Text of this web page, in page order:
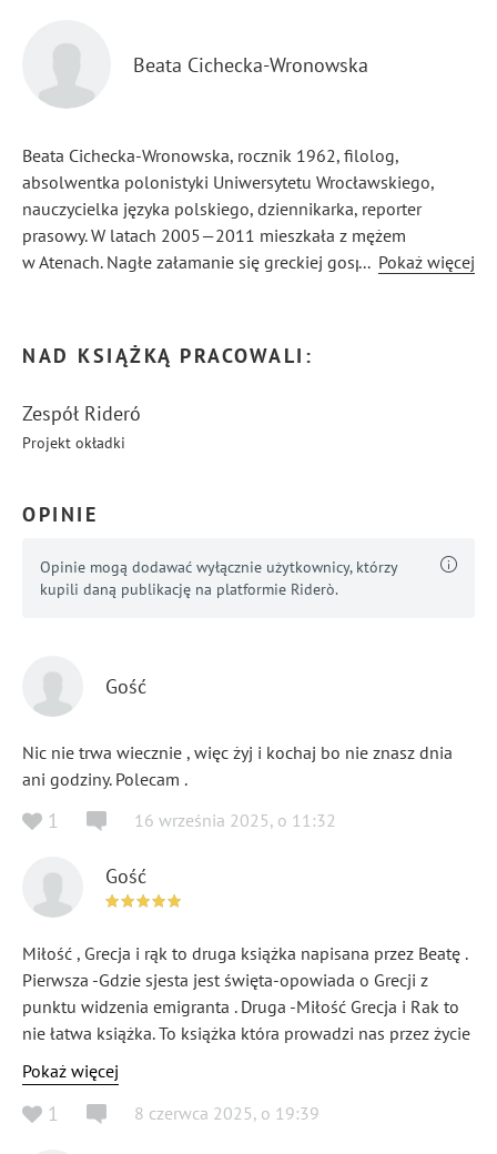
Beata Cichecka-Wronowska
Beata Cichecka-Wronowska, rocznik 1962, filolog,
absolwentka polonistyki Uniwersytetu Wrocławskiego,
nauczycielka języka polskiego, dziennikarka, reporter
prasowy. W latach 2005—2011 mieszkała z mężem
w Atenach. Nagłe załamanie się greckiej gospodarki
jest święta”, będącej zbiorem humorystycznych opowiastek
o życiu w Grecji, wydanej w 2013 r. przez Warszawską Firmę
... Pokaż więcej
NAD KSIĄŻKĄ PRACOWALI:
Zespół Rideró
Projekt okładki
OPINIE
Opinie mogą dodawać wyłącznie użytkownicy, którzy
kupili daną publikację na platformie Riderò.
Gość
Nic nie trwa wiecznie , więc żyj i kochaj bo nie znasz dnia
ani godziny. Polecam .
1 16 września 2025, o 11:32
Gość
Miłość , Grecja i rąk to druga książka napisana przez Beatę .
Pierwsza -Gdzie sjesta jest święta-opowiada o Grecji z
punktu widzenia emigranta . Druga -Miłość Grecja i Rak to
nie łatwa książka. To książka która prowadzi nas przez życie
autorki . Jeśli chcecie przeczytać jak wygląda prawdziwe
życie na emigracji gdy Grecja nie tylko kusi morzem i
wakacyjnym luzem , gdy przyszlosc ma wlasny scenariusz ,
Pokaż więcej
1 8 czerwca 2025, o 19:39